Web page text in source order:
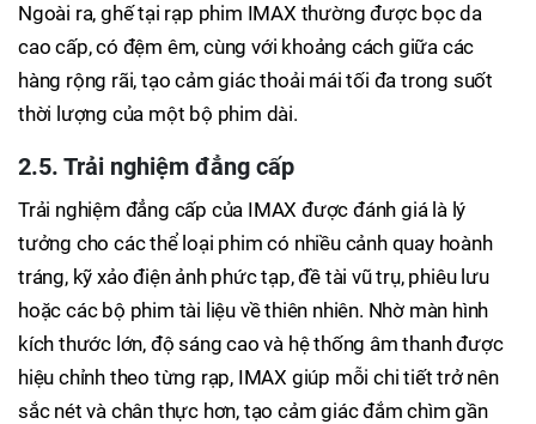
Ngoài ra, ghế tại rạp phim IMAX thường được bọc da
cao cấp, có đệm êm, cùng với khoảng cách giữa các
hàng rộng rãi, tạo cảm giác thoải mái tối đa trong suốt
thời lượng của một bộ phim dài.
2.5. Trải nghiệm đẳng cấp
Trải nghiệm đẳng cấp của IMAX được đánh giá là lý
tưởng cho các thể loại phim có nhiều cảnh quay hoành
tráng, kỹ xảo điện ảnh phức tạp, đề tài vũ trụ, phiêu lưu
hoặc các bộ phim tài liệu về thiên nhiên. Nhờ màn hình
kích thước lớn, độ sáng cao và hệ thống âm thanh được
hiệu chỉnh theo từng rạp, IMAX giúp mỗi chi tiết trở nên
sắc nét và chân thực hơn, tạo cảm giác đắm chìm gần